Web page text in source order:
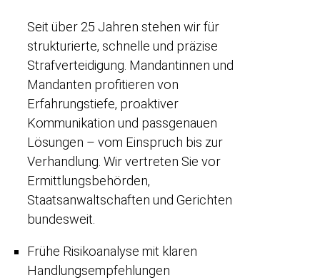
Seit über 25 Jahren stehen wir für
strukturierte, schnelle und präzise
Strafverteidigung. Mandantinnen und
Mandanten profitieren von
Erfahrungstiefe, proaktiver
Kommunikation und passgenauen
Lösungen – vom Einspruch bis zur
Verhandlung. Wir vertreten Sie vor
Ermittlungsbehörden,
Staatsanwaltschaften und Gerichten
bundesweit.
Frühe Risikoanalyse mit klaren
Handlungsempfehlungen